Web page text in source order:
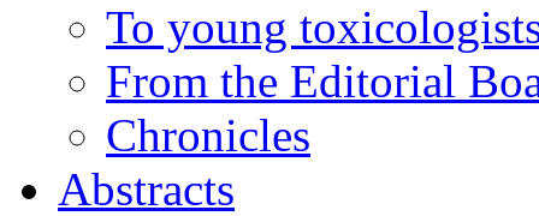
To young
From the Editorial
Chronicles
Abstracts